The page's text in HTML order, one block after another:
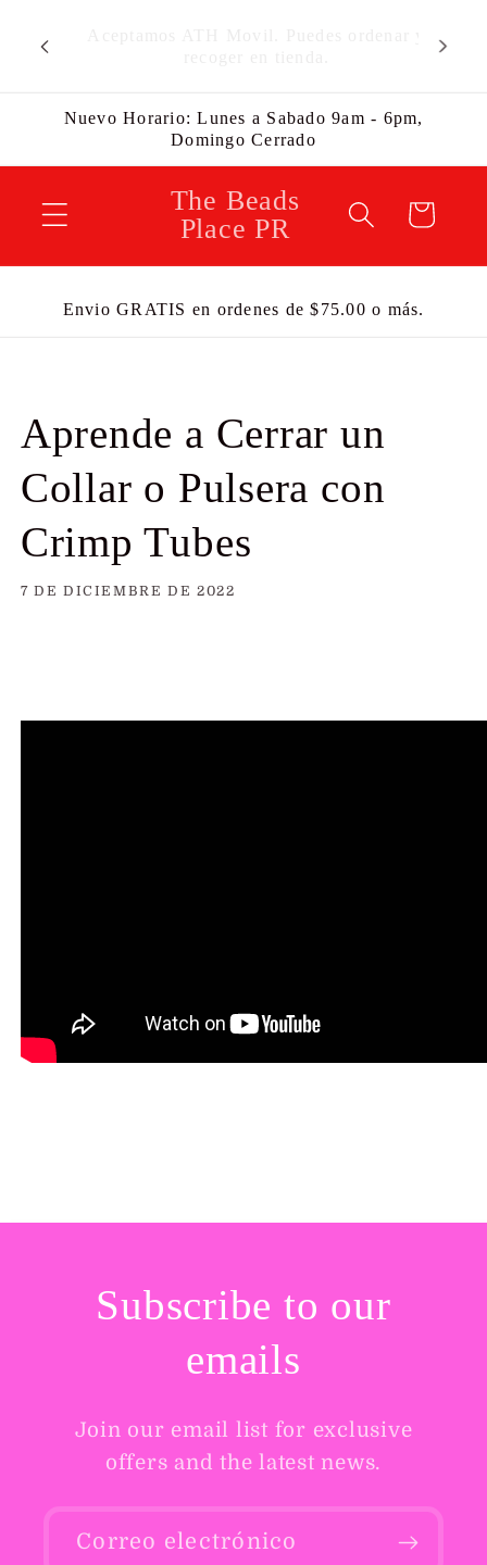
directamente
al contenido
Nuevo Horario: Lunes a Sabado 9am - 6pm,
Domingo Cerrado
The Beads
Place PR
Carrito
Envio GRATIS en ordenes de $75.00 o más.
Aprende a Cerrar un
Collar o Pulsera con
Crimp Tubes
7 DE DICIEMBRE DE 2022
Subscribe to our
emails
Join our email list for exclusive
offers and the latest news.
Correo electrónico